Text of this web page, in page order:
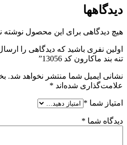
دیدگاهها
هیچ دیدگاهی برای این محصول
اولین نفری باشید که دیدگاهی را
تنه بند ماکارون کد 13056”
نشانی ایمیل شما منتشر نخواهد شد.
علامت‌گذاری شده‌اند *
امتیاز شما *
دیدگاه شما *